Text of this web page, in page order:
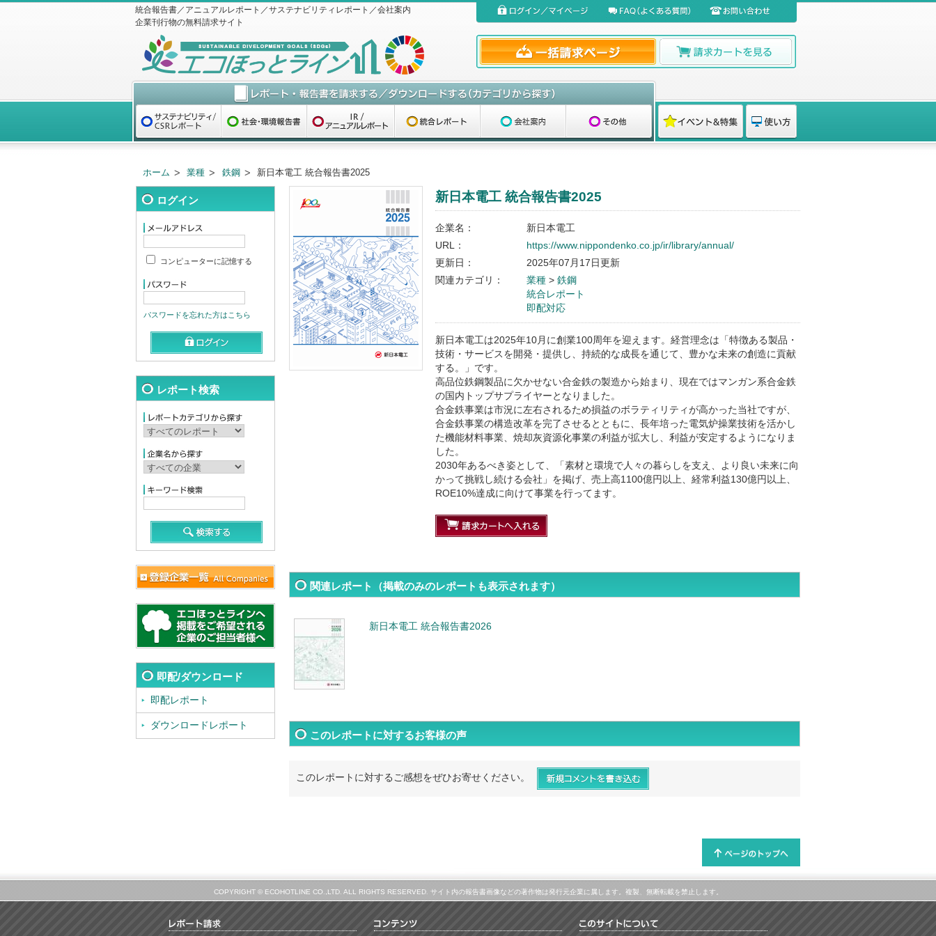
統合報告書／アニュアルレポート／サステナビリティレポート／会社案内
企業刊行物の無料請求サイト
ホーム 業種 鉄鋼 新日本電工 統合報告書2025
ログイン
コンピューターに記憶する
パスワードを忘れた方はこちら
レポート検索
即配/ダウンロード
即配レポート
ダウンロードレポート
新日本電工 統合報告書2025
企業名：
新日本電工
URL：
https://www.nippondenko.co.jp/ir/library/annual/
更新日：
2025年07月17日更新
関連カテゴリ：
業種> 鉄鋼
統合レポート
即配対応
新日本電工は2025年10月に創業100周年を迎えます。経営理念は「特徴ある製品・
技術・サービスを開発・提供し、持続的な成長を通じて、豊かな未来の創造に貢献
する。」です。
高品位鉄鋼製品に欠かせない合金鉄の製造から始まり、現在ではマンガン系合金鉄
の国内トップサプライヤーとなりました。
合金鉄事業は市況に左右されるため損益のボラティリティが高かった当社ですが、
合金鉄事業の構造改革を完了させるとともに、長年培った電気炉操業技術を活かし
た機能材料事業、焼却灰資源化事業の利益が拡大し、利益が安定するようになりま
した。
2030年あるべき姿として、「素材と環境で人々の暮らしを支え、より良い未来に向
かって挑戦し続ける会社」を掲げ、売上高1100億円以上、経常利益130億円以上、
ROE10%達成に向けて事業を行ってます。
関連レポート（掲載のみのレポートも表示されます）
新日本電工 統合報告書2026
このレポートに対するお客様の声
このレポートに対するご感想をぜひお寄せください。
COPYRIGHT © ECOHOTLINE CO.,LTD. ALL RIGHTS RESERVED. サイト内の報告書画像などの著作物は発行元企業に属します。複製、無断転載を禁止します。